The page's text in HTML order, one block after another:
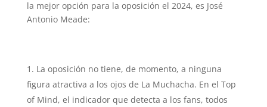
la mejor opción para la oposición el 2024, es José
Antonio Meade:
La oposición no tiene, de momento, a ninguna
figura atractiva a los ojos de La Muchacha. En el Top
of Mind, el indicador que detecta a los fans, todos